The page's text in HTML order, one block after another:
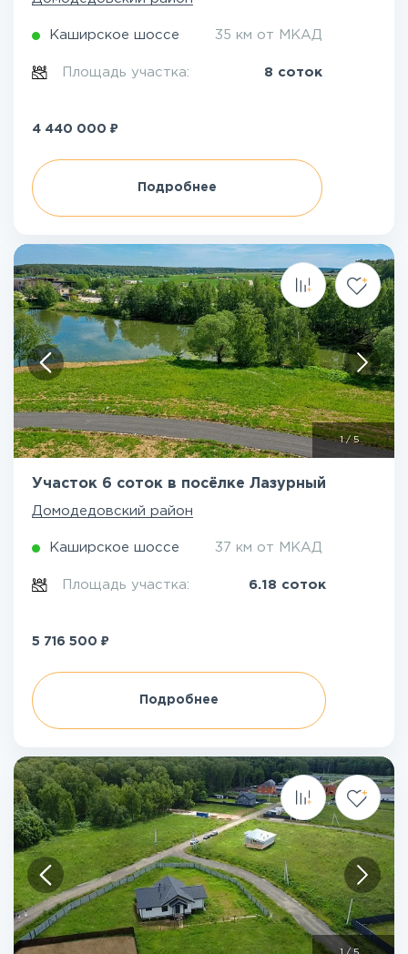
Каширское шоссе 35 км от МКАД
Площадь участка: 8 соток
4 440 000 ₽
Подробнее
1/5
Участок 6 соток в посёлке Лазурный
Домодедовский район
Каширское шоссе 37 км от МКАД
Площадь участка: 6.18 соток
5 716 500 ₽
Подробнее